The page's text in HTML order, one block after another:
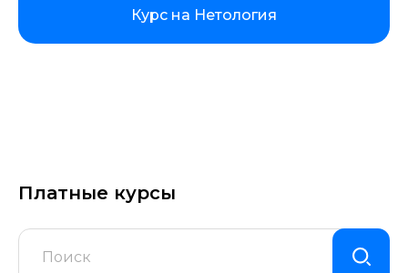
Курс на Нетология
Платные курсы